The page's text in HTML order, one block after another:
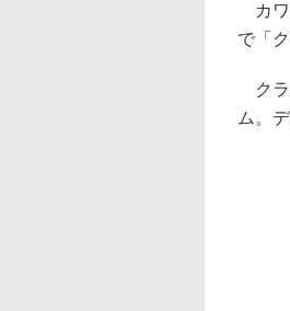
カワ
で「
クラ
ム。